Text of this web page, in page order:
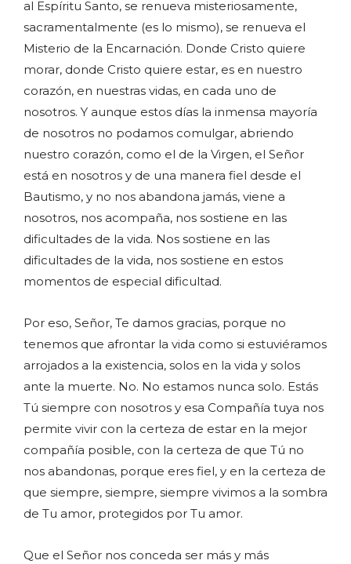
al Espíritu Santo, se renueva misteriosamente,
sacramentalmente (es lo mismo), se renueva el
Misterio de la Encarnación. Donde Cristo quiere
morar, donde Cristo quiere estar, es en nuestro
corazón, en nuestras vidas, en cada uno de
nosotros. Y aunque estos días la inmensa mayoría
de nosotros no podamos comulgar, abriendo
nuestro corazón, como el de la Virgen, el Señor
está en nosotros y de una manera fiel desde el
Bautismo, y no nos abandona jamás, viene a
nosotros, nos acompaña, nos sostiene en las
dificultades de la vida. Nos sostiene en las
dificultades de la vida, nos sostiene en estos
momentos de especial dificultad.
Por eso, Señor, Te damos gracias, porque no
tenemos que afrontar la vida como si estuviéramos
arrojados a la existencia, solos en la vida y solos
ante la muerte. No. No estamos nunca solo. Estás
Tú siempre con nosotros y esa Compañía tuya nos
permite vivir con la certeza de estar en la mejor
compañía posible, con la certeza de que Tú no
nos abandonas, porque eres fiel, y en la certeza de
que siempre, siempre, siempre vivimos a la sombra
de Tu amor, protegidos por Tu amor.
Que el Señor nos conceda ser más y más